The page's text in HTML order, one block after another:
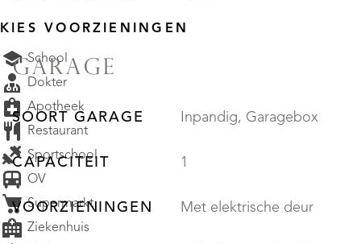
GARAGE
SOORT GARAGE Inpandig, Garagebox
CAPACITEIT 1
VOORZIENINGEN Met elektrische deur
KIES VOORZIENINGEN
School
Dokter
Apotheek
Restaurant
Sportschool
OV
Supermarkt
Ziekenhuis